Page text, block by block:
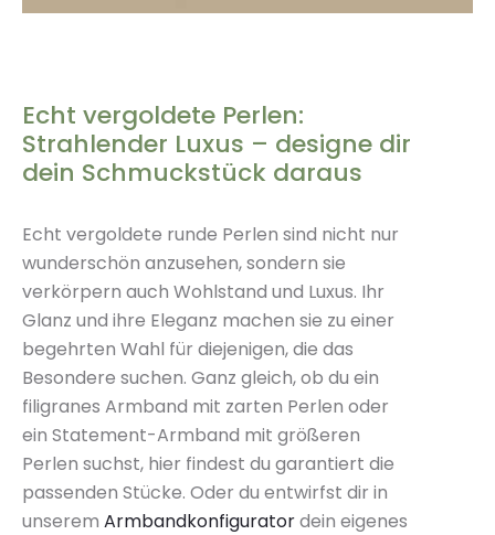
Echt vergoldete Perlen:
Strahlender Luxus – designe dir
dein Schmuckstück daraus
Echt vergoldete runde Perlen sind nicht nur
wunderschön anzusehen, sondern sie
verkörpern auch Wohlstand und Luxus. Ihr
Glanz und ihre Eleganz machen sie zu einer
begehrten Wahl für diejenigen, die das
Besondere suchen. Ganz gleich, ob du ein
filigranes Armband mit zarten Perlen oder
ein Statement-Armband mit größeren
Perlen suchst, hier findest du garantiert die
passenden Stücke. Oder du entwirfst dir in
unserem Armbandkonfiguratordein eigenes